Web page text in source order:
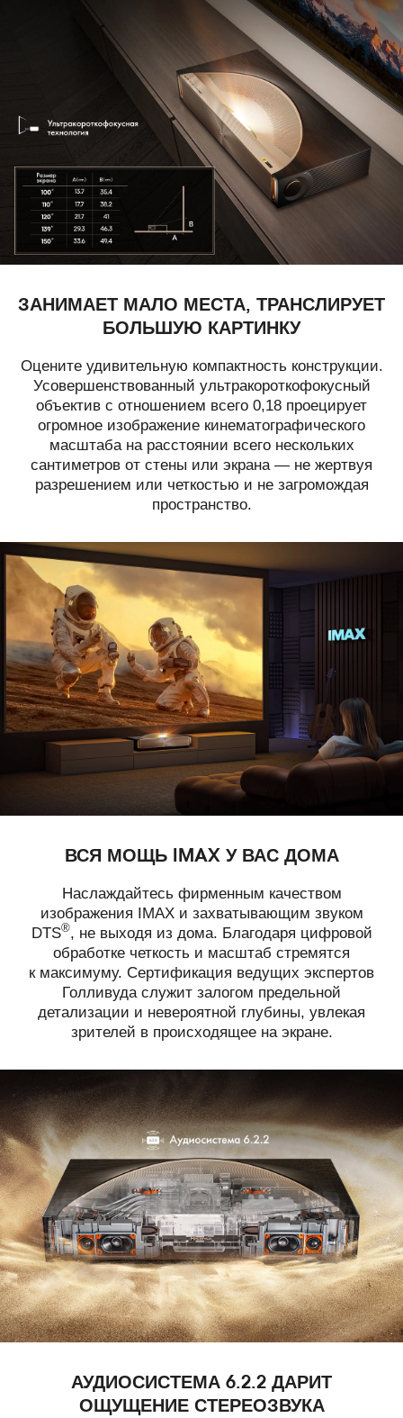
ЗАНИМАЕТ МАЛО МЕСТА, ТРАНСЛИРУЕТ
БОЛЬШУЮ КАРТИНКУ
Оцените удивительную компактность конструкции.
Усовершенствованный ультракороткофокусный
объектив с отношением всего 0,18 проецирует
огромное изображение кинематографического
масштаба на расстоянии всего нескольких
сантиметров от стены или экрана — не жертвуя
разрешением или четкостью и не загромождая
пространство.
ВСЯ МОЩЬ IMAX У ВАС ДОМА
Наслаждайтесь фирменным качеством
изображения IMAX и захватывающим звуком
DTS®, не выходя из дома. Благодаря цифровой
обработке четкость и масштаб стремятся
к максимуму. Сертификация ведущих экспертов
Голливуда служит залогом предельной
детализации и невероятной глубины, увлекая
зрителей в происходящее на экране.
АУДИОСИСТЕМА 6.2.2 ДАРИТ
ОЩУЩЕНИЕ СТЕРЕОЗВУКА